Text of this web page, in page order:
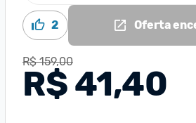
2 Oferta
R$ 159,00
R$ 41,40